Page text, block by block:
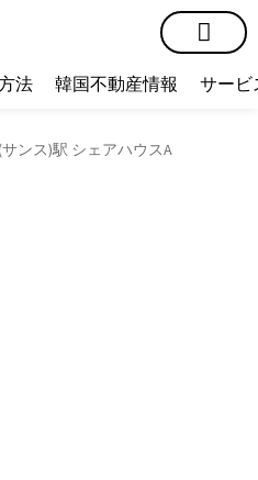
法 韓国不動産情報 サービ
サンス)駅 シェアハウスA